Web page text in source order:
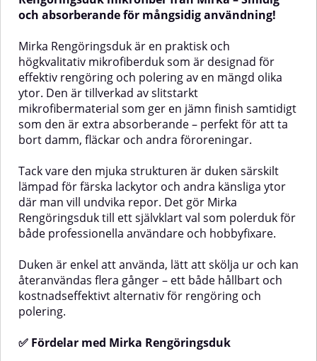
mjuk och skonsam, vilket gör den
lack, plast och glas. Den är
dessutom mycket slitstark och
håller länge, samtidigt som den är
helt fri från skadliga kemikalier.✅
Fördelar med Microfiberduk
Extra Soft and ThickExtra mjuk
och behaglig att användaMycket
absorberandeSäker för alla
ytorSlitstark och
av lack, plast och glasRengöring
av bilens interiör och
exteriörStädning i hemmet, t.ex.
möbler, golv och andra
ytorSpecifikationerMaterial: 80 %
polyester, 20 % polyamidStorlek:
40 x 40 cmFärg: Mörkgrå med blå
ytor.De gula mikrofiberdukarna
mäter ca 40 x 40 cm och väger 45
gram per duk, vilket gör dem
perfekta för såväl bilvård och
glasputsning som rengöring i
hemmet. Oavsett om du torkar
damm, polerar eller putsar glas
ger de ett rengjort och skinande
resultat – utan ränder eller
repor.✅ Fördelar med 3-pack
laserskuren mikrofiberdukRepfri
utan sömmar skyddar känsliga
ytor.Mjuk och skonsam: Perfekt
för glas, lack och
interiör.Mångsidig användning:
Passar för bil, båt, hem och
verkstad.Hög
absorptionsförmåga: Tar effektivt
smuts.Prisvärt 3-pack: Tre
hållbara dukar som räcker
länge.AnvändningsområdeAnvänd
mikrofiberdukarna för att:Torka
rostfria ytorTorka av möbler och
och absorberande för mångsidig användning!
Mirka Rengöringsduk är en praktisk och
högkvalitativ mikrofiberduk som är designad för
effektiv rengöring och polering av en mängd olika
ytor. Den är tillverkad av slitstarkt
mikrofibermaterial som ger en jämn finish samtidigt
som den är extra absorberande – perfekt för att ta
bort damm, fläckar och andra föroreningar.
Tack vare den mjuka strukturen är duken särskilt
lämpad för färska lackytor och andra känsliga ytor
där man vill undvika repor. Det gör Mirka
Rengöringsduk till ett självklart val som polerduk för
både professionella användare och hobbyfixare.
Duken är enkel att använda, lätt att skölja ur och kan
återanvändas flera gånger – ett både hållbart och
kostnadseffektivt alternativ för rengöring och
polering.
✅ Fördelar med Mirka Rengöringsduk